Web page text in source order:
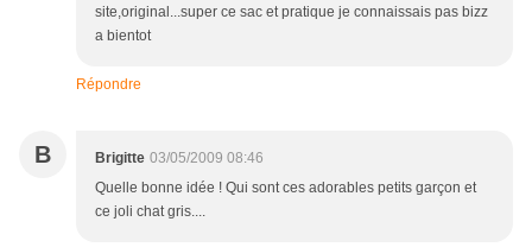
site,original...super ce sac et pratique je connaissais pas bizz
a bientot
Répondre
B Brigitte 03/05/2009 08:46
Quelle bonne idée ! Qui sont ces adorables petits garçon et
ce joli chat gris....